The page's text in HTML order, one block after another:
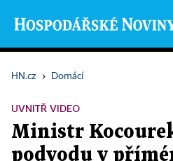
HN.cz › Domácí
UVNITŘ VIDEO
Ministr
podvodu v